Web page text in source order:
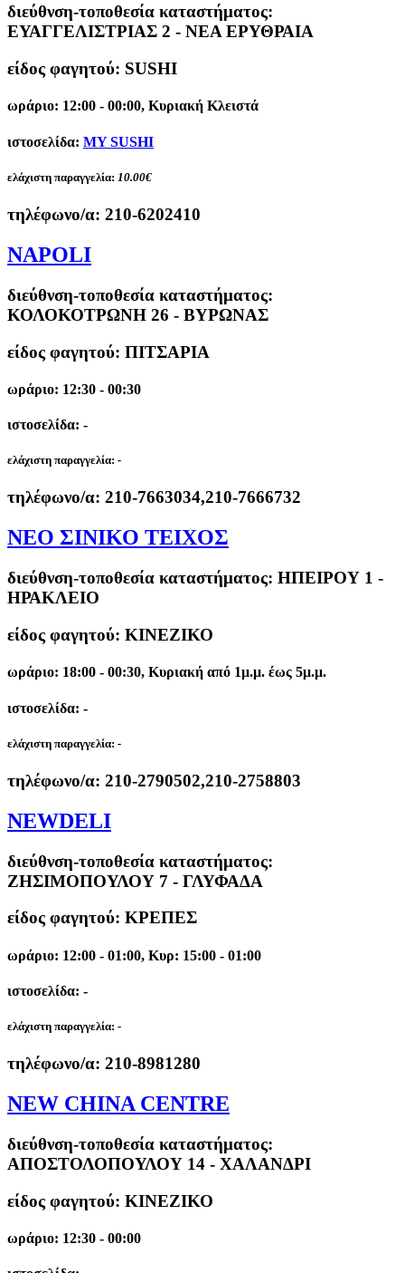
διεύθνση-τοποθεσία καταστήματος:
ΕΥΑΓΓΕΛΙΣΤΡΙΑΣ 2 - ΝΕΑ ΕΡΥΘΡΑΙΑ
είδος φαγητού: SUSHI
ωράριο: 12:00 - 00:00, Κυριακή Κλειστά
ιστοσελίδα: MY SUSHI
ελάχιστη παραγγελία: 10.00€
τηλέφωνο/α: 210-6202410
NAPOLI
διεύθνση-τοποθεσία καταστήματος:
ΚΟΛΟΚΟΤΡΩΝΗ 26 - ΒΥΡΩΝΑΣ
είδος φαγητού: ΠΙΤΣΑΡΙΑ
ωράριο: 12:30 - 00:30
ιστοσελίδα: -
ελάχιστη παραγγελία: -
τηλέφωνο/α: 210-7663034,210-7666732
ΝΕΟ ΣΙΝΙΚΟ ΤΕΙΧΟΣ
διεύθνση-τοποθεσία καταστήματος: ΗΠΕΙΡΟΥ 1 -
ΗΡΑΚΛΕΙΟ
είδος φαγητού: ΚΙΝΕΖΙΚΟ
ωράριο: 18:00 - 00:30, Κυριακή από 1μ.μ. έως 5μ.μ.
ιστοσελίδα: -
ελάχιστη παραγγελία: -
τηλέφωνο/α: 210-2790502,210-2758803
NEWDELI
διεύθνση-τοποθεσία καταστήματος:
ΖΗΣΙΜΟΠΟΥΛΟΥ 7 - ΓΛΥΦΑΔΑ
είδος φαγητού: ΚΡΕΠΕΣ
ωράριο: 12:00 - 01:00, Κυρ: 15:00 - 01:00
ιστοσελίδα: -
ελάχιστη παραγγελία: -
τηλέφωνο/α: 210-8981280
NEW CHINA CENTRE
διεύθνση-τοποθεσία καταστήματος:
ΑΠΟΣΤΟΛΟΠΟΥΛΟΥ 14 - ΧΑΛΑΝΔΡΙ
είδος φαγητού: ΚΙΝΕΖΙΚΟ
ωράριο: 12:30 - 00:00